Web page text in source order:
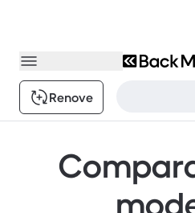
Renove